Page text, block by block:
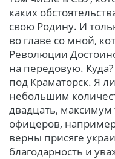
каких
свою Родину. И
во главе со мной,
Революции
на передовую.
под Краматорск. Я
небольшим
двадцать,
офицеров,
верны присяге
благодарность и